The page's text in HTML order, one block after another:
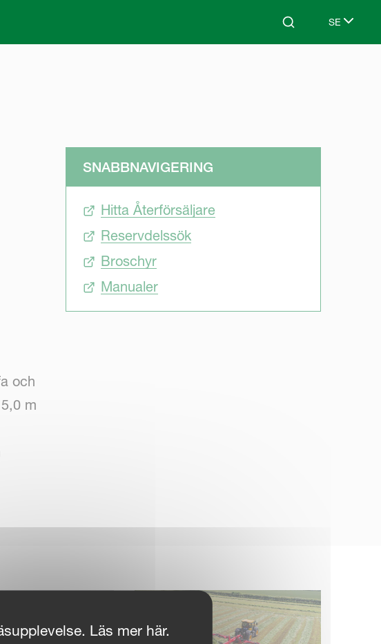
Search SE
Select
och
m
SNABBNAVIGERING
Hitta Återförsäljare
Reservdelssök
Broschyr
Manualer
Läs mer här.